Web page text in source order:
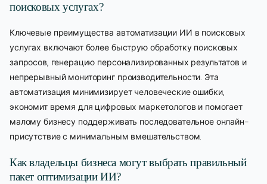
поисковых услугах?
Ключевые преимущества автоматизации ИИ в поисковых
услугах включают более быструю обработку поисковых
запросов, генерацию персонализированных результатов и
непрерывный мониторинг производительности. Эта
автоматизация минимизирует человеческие ошибки,
экономит время для цифровых маркетологов и помогает
малому бизнесу поддерживать последовательное онлайн-
присутствие с минимальным вмешательством.
Как владельцы бизнеса могут выбрать правильный
пакет оптимизации ИИ?